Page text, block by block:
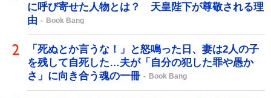
に呼び寄せた人物とは？ 天皇陛下が尊敬される理
由
Book Bang
「死ぬとか言うな！」と怒鳴った日、妻は2人の子
を残して自死した…夫が「自分の犯した罪や愚か
さ」に向き合う魂の一冊
Book Bang